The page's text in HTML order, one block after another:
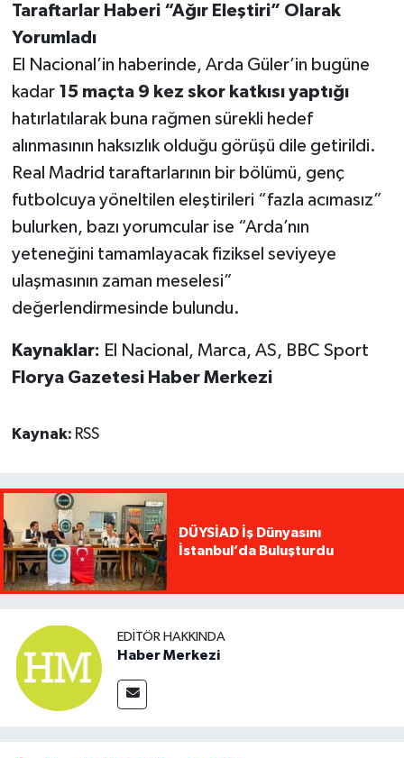
Taraftarlar Haberi “Ağır Eleştiri” Olarak
Yorumladı
El Nacional’in haberinde, Arda Güler’in bugüne
kadar 15 maçta 9 kez skor katkısı yaptığı
hatırlatılarak buna rağmen sürekli hedef
alınmasının haksızlık olduğu görüşü dile getirildi.
Real Madrid taraftarlarının bir bölümü, genç
futbolcuya yöneltilen eleştirileri “fazla acımasız”
bulurken, bazı yorumcular ise “Arda’nın
yeteneğini tamamlayacak fiziksel seviyeye
ulaşmasının zaman meselesi”
değerlendirmesinde bulundu.
Kaynaklar: El Nacional, Marca, AS, BBC Sport
Florya Gazetesi Haber Merkezi
Kaynak: RSS
DÜYSİAD İş Dünyasını
İstanbul’da Buluşturdu
EDITÖR HAKKINDA
Haber Merkezi